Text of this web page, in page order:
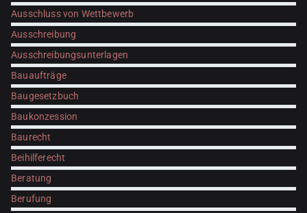
Ausschluss von Wettbewerb
Ausschreibung
Ausschreibungsunterlagen
Bauaufträge
Baugesetzbuch
Baukonzession
Baurecht
Beihilferecht
Beratung
Berufung